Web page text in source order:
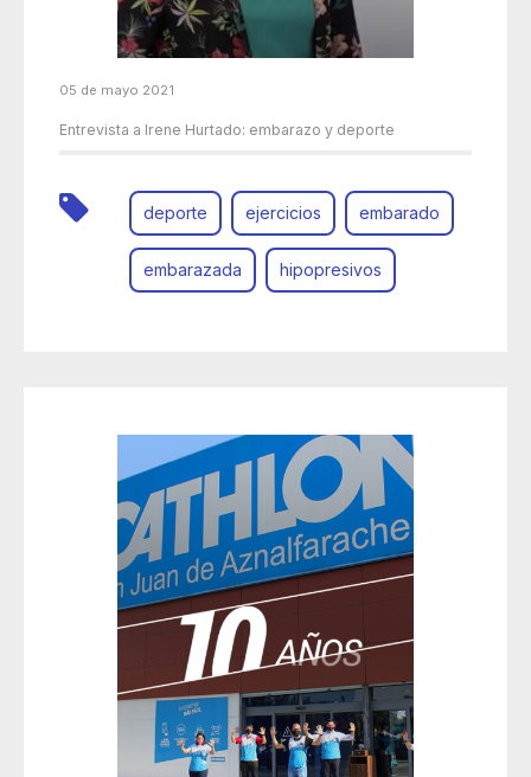
05 de mayo 2021
Entrevista a Irene Hurtado: embarazo y deporte
deporte ejercicios embarado
embarazada hipopresivos